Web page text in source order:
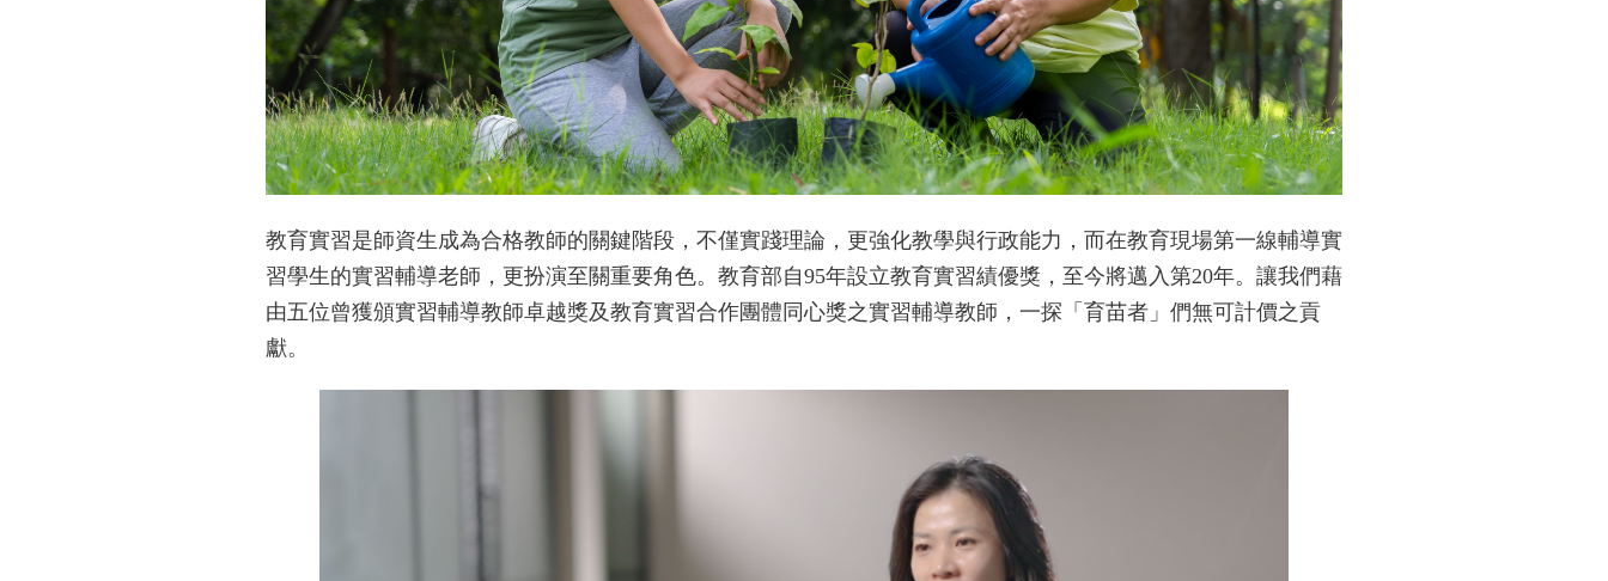
教育實習是師資生成為合格教師的關鍵階段，不僅實踐理論，更強化教學與行政能力，而在教育現場第一線輔導實
習學生的實習輔導老師，更扮演至關重要角色。教育部自95年設立教育實習績優獎，至今將邁入第20年。讓我們藉
由五位曾獲頒實習輔導教師卓越獎及教育實習合作團體同心獎之實習輔導教師，一探「育苗者」們無可計價之貢
獻。